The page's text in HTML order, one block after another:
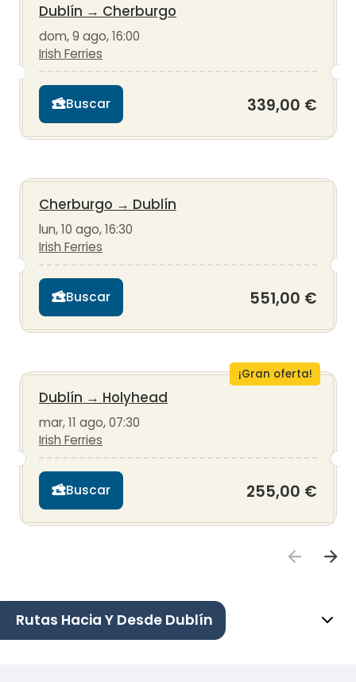
Dublín → Cherburgo
dom, 9 ago, 16:00
Irish Ferries
Buscar 339,00 €
Cherburgo → Dublín
lun, 10 ago, 16:30
Irish Ferries
Buscar 551,00 €
¡Gran oferta!
Dublín → Holyhead
mar, 11 ago, 07:30
Irish Ferries
Buscar 255,00 €
Rutas Hacia Y Desde Dublín